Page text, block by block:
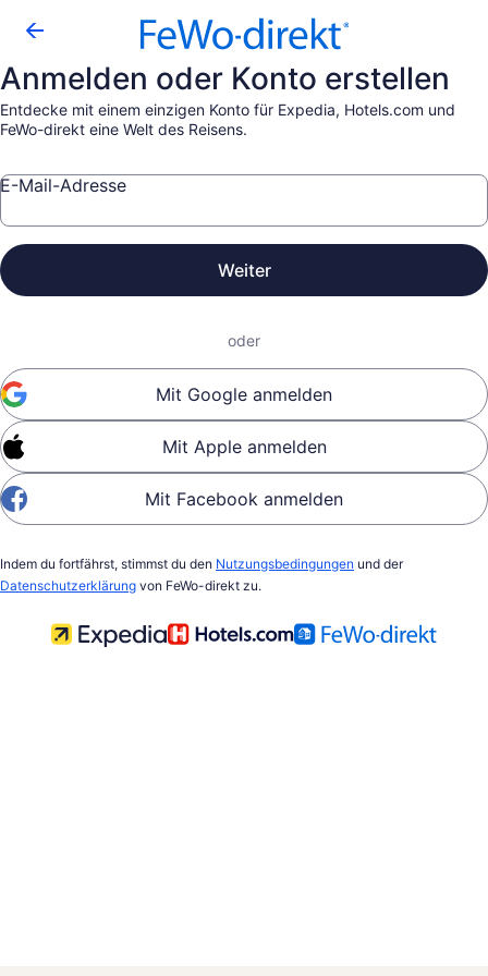
Anmelden oder Konto erstellen
Entdecke mit einem einzigen Konto für Expedia, Hotels.com und
FeWo-direkt eine Welt des Reisens.
E-Mail-Adresse
Weiter
oder
Mit Google anmelden
Mit Apple anmelden
Mit Facebook anmelden
Indem du fortfährst, stimmst du den Nutzungsbedingungen und der
Datenschutzerklärung von FeWo-direkt zu.